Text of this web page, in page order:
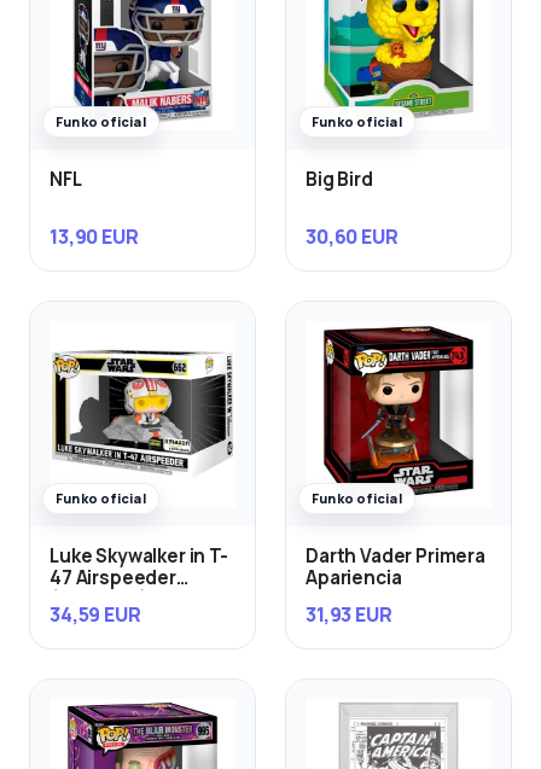
Funko oficial
NFL
13,90 EUR
Funko oficial
Big Bird
30,60 EUR
Funko oficial
Luke Skywalker in T-
47 Airspeeder
34,59 EUR
Funko oficial
Darth Vader Primera
Apariencia
31,93 EUR